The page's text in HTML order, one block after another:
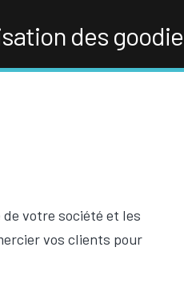
des
de votre société et les
vos clients pour